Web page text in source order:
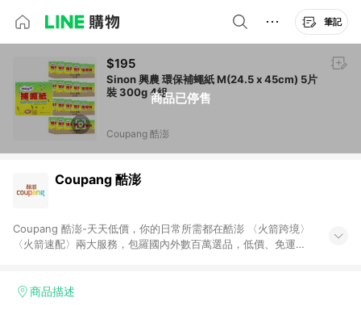
筆記
商品已停售
$195
Sinon 興農 環保補蠅紙 M(24.5 x 45cm) 5片
裝 300g 4組
Coupang 酷澎
Coupang 酷澎
Coupang 酷澎-天天低價，你的日常所需都在酷澎 〈火箭跨境〉
〈火箭速配〉兩大服務，包羅國內外數百萬選品，低價、免運，
加入WOW會員告別湊免運，火箭速配、火箭跨境優質選品不限金
商品描述